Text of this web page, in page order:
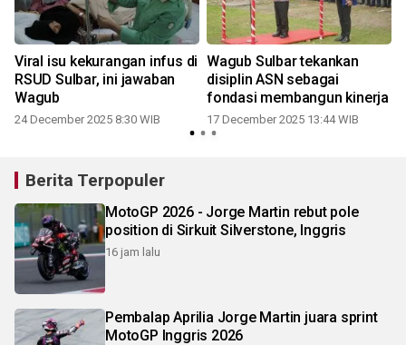
Viral isu kekurangan infus di
RSUD Sulbar, ini jawaban
Wagub
24 December 2025 8:30 WIB
Wagub Sulbar tekankan
disiplin ASN sebagai
fondasi membangun kinerja
17 December 2025 13:44 WIB
Berita Terpopuler
MotoGP 2026 - Jorge Martin rebut pole
position di Sirkuit Silverstone, Inggris
16 jam lalu
Pembalap Aprilia Jorge Martin juara sprint
MotoGP Inggris 2026